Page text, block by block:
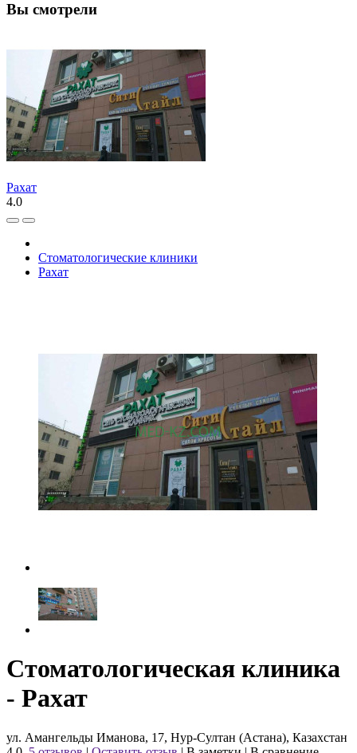
Вы смотрели
Рахат
4.0
Стоматологические клиники
Рахат
Стоматологическая клиника
- Рахат
ул. Амангельды Иманова, 17, Нур-Султан (Астана), Казахстан